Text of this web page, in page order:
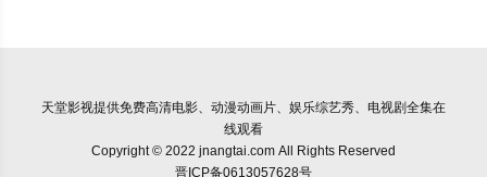
天堂影视提供免费高清电影、动漫动画片、娱乐综艺秀、电视剧全集在
线观看
Copyright © 2022 jnangtai.com All Rights Reserved
晋ICP备0613057628号